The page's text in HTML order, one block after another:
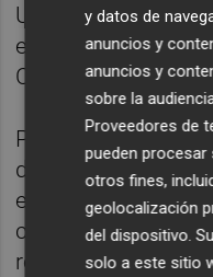
Universitario, pero
extendiendo por
Carrasco tenga
Puerta ha indicado
damos una nueva
el próximo pleno,
conjunta de PSPV
reclamamos, entre
y datos de
anuncios y
anuncios y
sobre la
Proveedores de
pueden
otros fines,
geolocalización
del dispositivo.
solo a este sitio